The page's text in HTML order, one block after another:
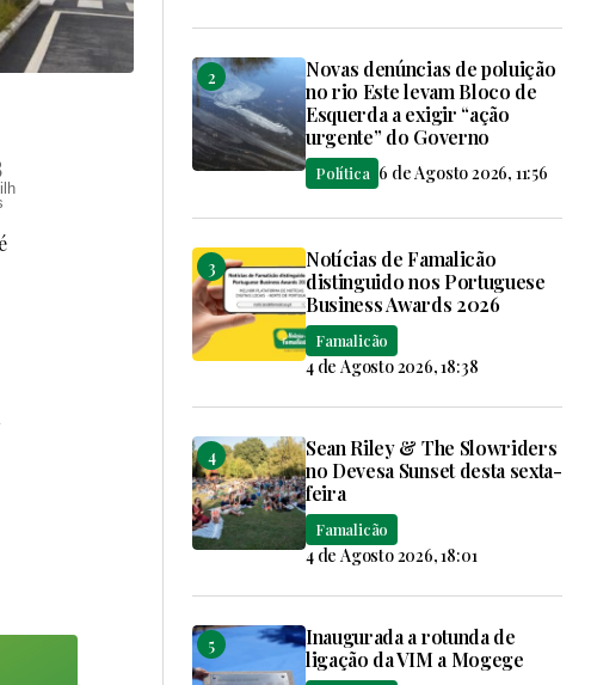
Novas denúncias de poluição
no rio Este levam Bloco de
Esquerda a exigir “ação
urgente” do Governo
Política 6 de Agosto 2026, 11:56
Notícias de Famalicão
distinguido nos Portuguese
Business Awards 2026
Famalicão
4 de Agosto 2026, 18:38
Sean Riley & The Slowriders
no Devesa Sunset desta sexta-
feira
Famalicão
4 de Agosto 2026, 18:01
Inaugurada a rotunda de
ligação da VIM a Mogege